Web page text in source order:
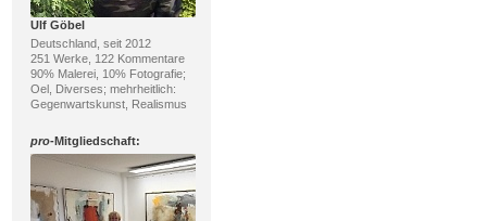
Ulf Göbel
Deutschland, seit 2012
251 Werke, 122 Kommentare
90% Malerei, 10% Fotografie;
Oel, Diverses; mehrheitlich:
Gegenwartskunst, Realismus
pro-Mitgliedschaft: